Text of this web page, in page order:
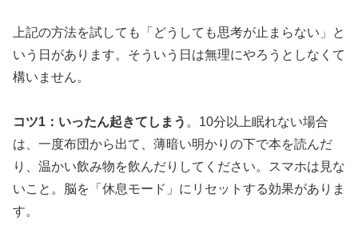
上記の方法を試しても「どうしても思考が止まらない」と
いう日があります。そういう日は無理にやろうとしなくて
構いません。
コツ1：いったん起きてしまう 。10分以上眠れない場合
は、一度布団から出て、薄暗い明かりの下で本を読んだ
り、温かい飲み物を飲んだりしてください。スマホは見な
いこと。脳を「休息モード」にリセットする効果がありま
す。